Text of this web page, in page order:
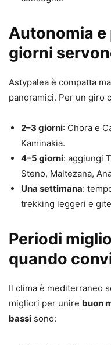
Autonomia
giorni
Astypalea è compatta
panoramici. Per un giro
2–3 giorni: Chora e
Kaminakia.
4–5 giorni: aggiungi
Steno, Maltezana,
Una settimana:
trekking leggeri e
Periodi
quando
Il clima è mediterraneo
migliori per unire buon
bassi sono: